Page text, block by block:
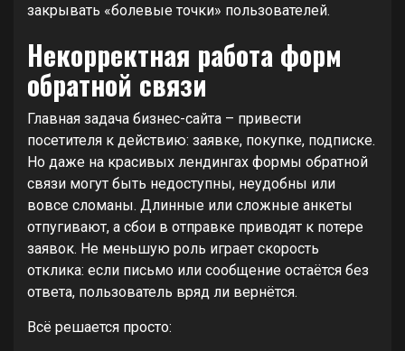
закрывать «болевые точки» пользователей.
Некорректная работа форм
обратной связи
Главная задача бизнес-сайта – привести
посетителя к действию: заявке, покупке, подписке.
Но даже на красивых лендингах формы обратной
связи могут быть недоступны, неудобны или
вовсе сломаны. Длинные или сложные анкеты
отпугивают, а сбои в отправке приводят к потере
заявок. Не меньшую роль играет скорость
отклика: если письмо или сообщение остаётся без
ответа, пользователь вряд ли вернётся.
Всё решается просто: